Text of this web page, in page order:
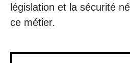
législation et la sécurité
ce métier.